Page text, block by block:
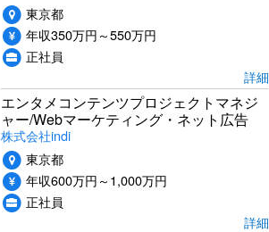
東京都
年収350万円～550万円
正社員
詳細
エンタメコンテンツプロジェクトマネジ
ャー/Webマーケティング・ネット広告
株式会社indi
東京都
年収600万円～1,000万円
正社員
詳細